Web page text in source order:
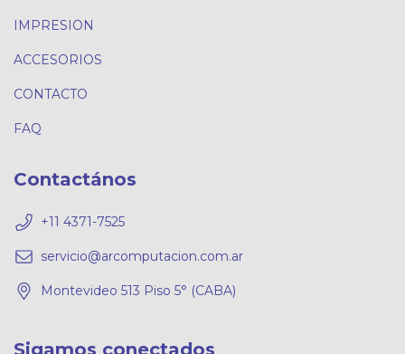
IMPRESION
ACCESORIOS
CONTACTO
FAQ
Contactános
+11 4371-7525
servicio@arcomputacion.com.ar
Montevideo 513 Piso 5° (CABA)
Sigamos conectados